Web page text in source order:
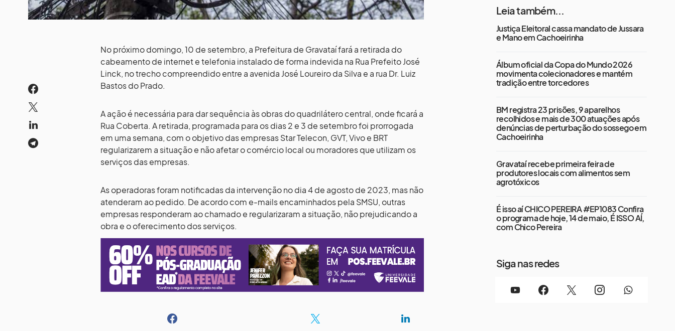
No próximo domingo, 10 de setembro, a Prefeitura de Gravataí fará a retirada do
cabeamento de internet e telefonia instalado de forma indevida na Rua Prefeito José
Linck, no trecho compreendido entre a avenida José Loureiro da Silva e a rua Dr. Luiz
Bastos do Prado.
A ação é necessária para dar sequência às obras do quadrilátero central, onde ficará a
Rua Coberta. A retirada, programada para os dias 2 e 3 de setembro foi prorrogada
em uma semana, com o objetivo das empresas Star Telecon, GVT, Vivo e BRT
regularizarem a situação e não afetar o comércio local ou moradores que utilizam os
serviços das empresas.
As operadoras foram notificadas da intervenção no dia 4 de agosto de 2023, mas não
atenderam ao pedido. De acordo com e-mails encaminhados pela SMSU, outras
empresas responderam ao chamado e regularizaram a situação, não prejudicando a
obra e o oferecimento dos serviços.
Leia também...
Justiça Eleitoral cassa mandato de Jussara
e Mano em Cachoeirinha
Álbum oficial da Copa do Mundo 2026
movimenta colecionadores e mantém
tradição entre torcedores
BM registra 23 prisões, 9 aparelhos
recolhidos e mais de 300 atuações após
denúncias de perturbação do sossego em
Cachoeirinha
Gravataí recebe primeira feira de
produtores locais com alimentos sem
agrotóxicos
É isso aí CHICO PEREIRA #EP1083 Confira
o programa de hoje, 14 de maio, É ISSO AÍ,
com Chico Pereira
Siga nas redes